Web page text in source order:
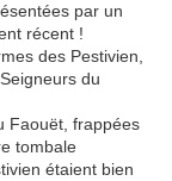
par un
récent !
des Pestivien,
du
Faouët, frappées
tombale
étaient bien